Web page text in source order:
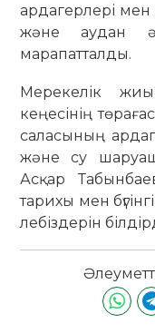
ардагерлері мен
және аудан
марапатталды.
Мерекелік
кеңесінің
саласының
және су
Асқар
тарихы мен
лебіздерін